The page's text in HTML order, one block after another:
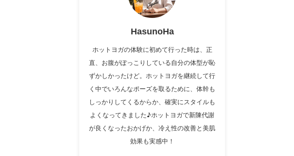
HasunoHa
ホットヨガの体験に初めて行った時は、正
直、お腹がぽっこりしている自分の体型が恥
ずかしかったけど。ホットヨガを継続して行
く中でいろんなポーズを取るために、体幹も
しっかりしてくるからか、確実にスタイルも
よくなってきました♪ホットヨガで新陳代謝
が良くなったおかげか、冷え性の改善と美肌
効果も実感中！